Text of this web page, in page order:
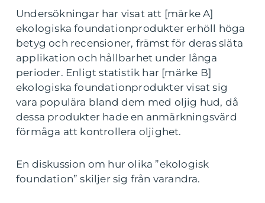
Undersökningar har visat att [märke A]
ekologiska foundationprodukter erhöll höga
betyg och recensioner, främst för deras släta
applikation och hållbarhet under långa
perioder. Enligt statistik har [märke B]
ekologiska foundationprodukter visat sig
vara populära bland dem med oljig hud, då
dessa produkter hade en anmärkningsvärd
förmåga att kontrollera oljighet.
En diskussion om hur olika ”ekologisk
foundation” skiljer sig från varandra.